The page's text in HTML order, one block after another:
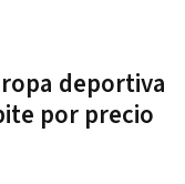
deportiva
por precio